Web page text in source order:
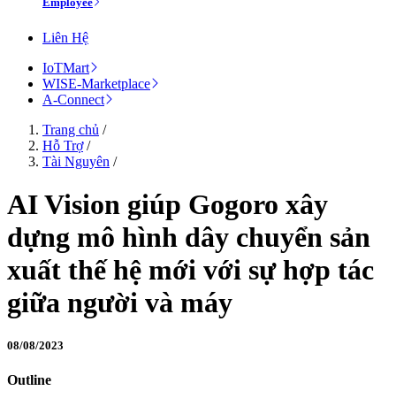
Liên Hệ
IoTMart
WISE-Marketplace
A-Connect
Trang chủ /
Hỗ Trợ/
Tài Nguyên /
AI Vision giúp Gogoro xây
dựng mô hình dây chuyển sản
xuất thế hệ mới với sự hợp tác
giữa người và máy
08/08/2023
Outline